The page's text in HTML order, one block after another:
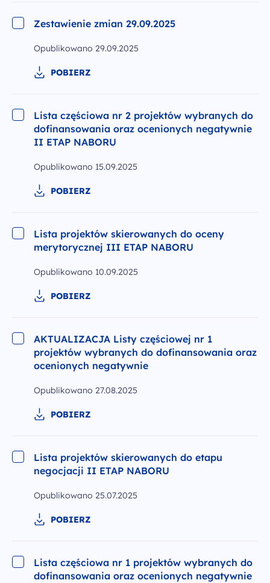
Zestawienie zmian 29.09.2025
Opublikowano 29.09.2025
POBIERZ
Lista częściowa nr 2 projektów wybranych do
dofinansowania oraz ocenionych negatywnie
II ETAP NABORU
Opublikowano 15.09.2025
POBIERZ
Lista projektów skierowanych do oceny
merytorycznej III ETAP NABORU
Opublikowano 10.09.2025
POBIERZ
AKTUALIZACJA Listy częściowej nr 1
projektów wybranych do dofinansowania oraz
ocenionych negatywnie
Opublikowano 27.08.2025
POBIERZ
Lista projektów skierowanych do etapu
negocjacji II ETAP NABORU
Opublikowano 25.07.2025
POBIERZ
Lista częściowa nr 1 projektów wybranych do
dofinansowania oraz ocenionych negatywnie